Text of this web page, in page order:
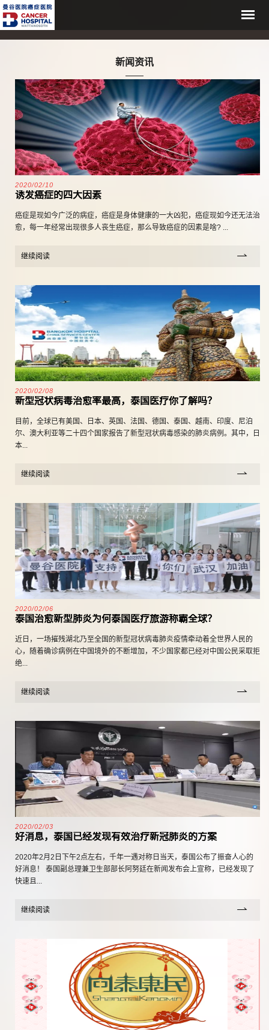
新闻资讯
2020/02/10
诱发癌症的四大因素
癌症是现如今广泛的病症，癌症是身体健康的一大凶犯，癌症现如今还无法治
愈，每一年经常出现很多人丧生癌症，那么导致癌症的因素是啥? ...
继续阅读
2020/02/08
新型冠状病毒治愈率最高，泰国医疗你了解吗？
目前，全球已有美国、日本、英国、法国、德国、泰国、越南、印度、尼泊
尔、澳大利亚等二十四个国家报告了新型冠状病毒感染的肺炎病例。其中，日
本...
继续阅读
2020/02/06
泰国治愈新型肺炎为何泰国医疗旅游称霸全球？
近日，一场摧残湖北乃至全国的新型冠状病毒肺炎疫情牵动着全世界人民的
心，随着确诊病例在中国境外的不断增加，不少国家都已经对中国公民采取拒
绝...
继续阅读
2020/02/03
好消息，泰国已经发现有效治疗新冠肺炎的方案
2020年2月2日下午2点左右，千年一遇对称日当天，泰国公布了振奋人心的
好消息！ 泰国副总理兼卫生部部长阿努廷在新闻发布会上宣称，已经发现了
快速且...
继续阅读